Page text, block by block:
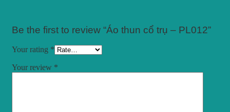
Be the first to review “Áo thun cổ trụ – PL012”
Your rating *
Your review *